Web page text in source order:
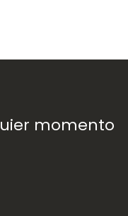
momento